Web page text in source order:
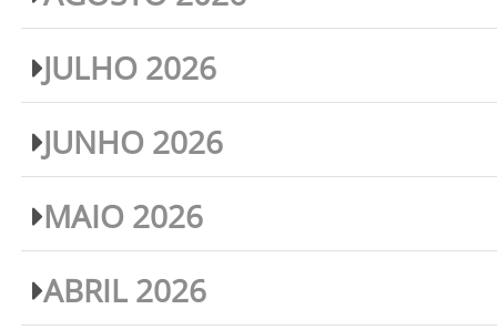
JULHO 2026
JUNHO 2026
MAIO 2026
ABRIL 2026